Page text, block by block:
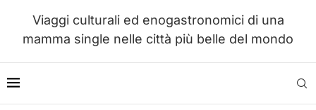
Viaggi culturali ed enogastronomici di una
mamma single nelle città più belle del mondo